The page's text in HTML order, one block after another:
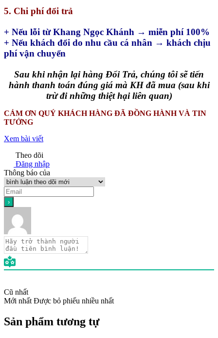
5. Chi phí đổi trả
+ Nếu lỗi từ Khang Ngọc Khánh → miễn phí 100%
+ Nếu khách đổi do nhu cầu cá nhân → khách chịu
phí vận chuyển
Sau khi nhận lại hàng Đổi Trả, chúng tôi sẽ tiến
hành thanh toán đúng giá mà KH đã mua (sau khi
trừ đi những thiệt hại liên quan)
CẢM ƠN QUÝ KHÁCH HÀNG ĐÃ ĐỒNG HÀNH VÀ TIN
TƯỞNG
Xem bài viết
Theo dõi
Đăng nhập
Thông báo của
Cũ nhất
Mới nhất Được bỏ phiếu nhiều nhất
Sản phẩm tương tự